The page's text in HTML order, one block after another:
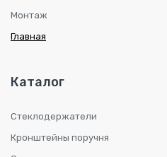
Монтаж
Главная
Каталог
Стеклодержатели
Кронштейны поручня